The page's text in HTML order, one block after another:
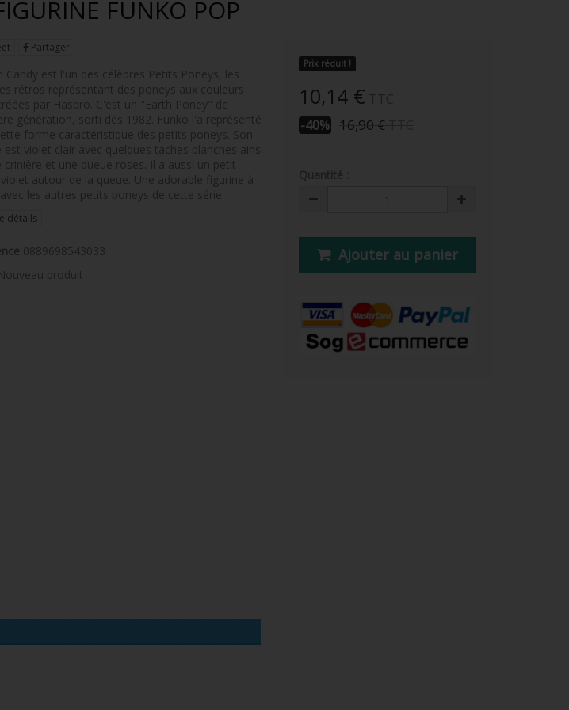
FUNKO POP
Prix réduit !
10,14 €
-40%
16,90 €
Ajouter au panier
Partager
Candy est l'un des célèbres Petits Poneys, les
rétros représentant des poneys aux couleurs
par Hasbro. C'est un "Earth Poney" de
génération, sorti dès 1982. Funko l'a représenté
forme caractéristique des petits poneys. Son
est violet clair avec quelques taches blanches ainsi
crinière et une queue roses. Il a aussi un petit
autour de la queue. Une adorable figurine à
les autres petits poneys de cette série.
détails
0889698543033
produit